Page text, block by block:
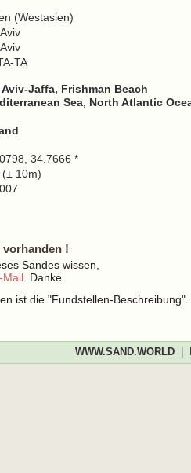
(Westasien)
TA
Aviv-Jaffa, Frishman Beach
Sea, North Atlantic
34.7666 *
(± 10m)
!
Sandes wissen,
Mail . Danke.
ist die "Fundstellen-
WWW.SAND.WORLD|